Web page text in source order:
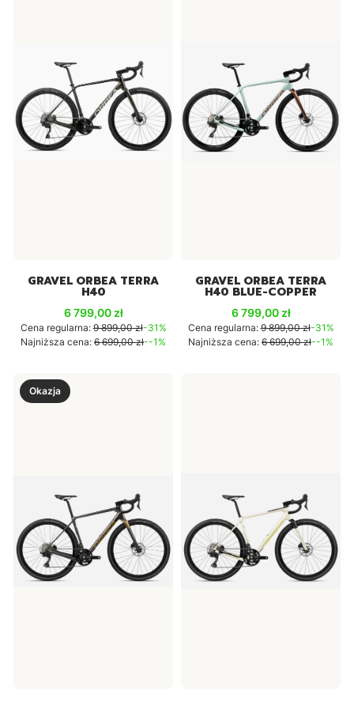
GRAVEL ORBEA TERRA
H40
Cena promocyjna
6 799,00 zł
Cena regularna: 9 899,00 zł-31%
Najniższa cena: 6 699,00 zł--1%
GRAVEL ORBEA TERRA
H40 BLUE-COPPER
Cena promocyjna
6 799,00 zł
Cena regularna: 9 899,00 zł-31%
Najniższa cena: 6 699,00 zł--1%
Okazja